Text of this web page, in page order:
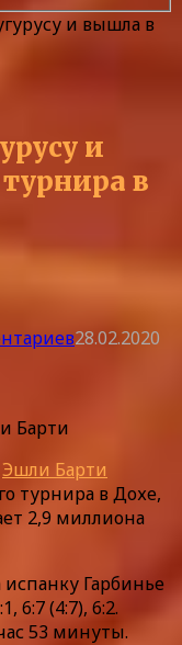
и вышла в
и
в
28.02.2020
Барти
Эшли Барти
турнира в Дохе,
2,9 миллиона
Гарбинье
6:7 (4:7), 6:2.
53 минуты.